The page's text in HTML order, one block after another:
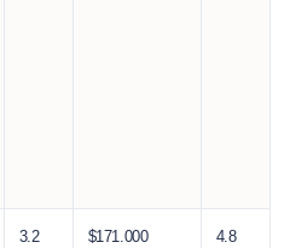
3.2 $171.000 4.8